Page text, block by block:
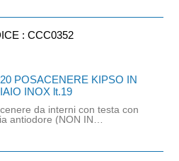
Ø *Interno Ø mm
e h minima di 90cm.
:CCC0352
POSACENERE KIPSO IN
INOX lt.19
da interni con testa con
antiodore (NON IN
elegante e discreto